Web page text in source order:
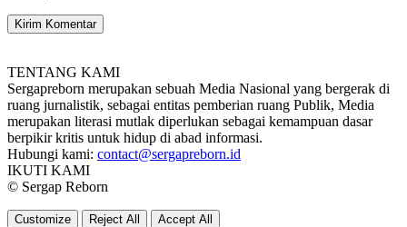
TENTANG KAMI
Sergapreborn merupakan sebuah Media Nasional yang bergerak di
ruang jurnalistik, sebagai entitas pemberian ruang Publik, Media
merupakan literasi mutlak diperlukan sebagai kemampuan dasar
berpikir kritis untuk hidup di abad informasi.
Hubungi kami: contact@sergapreborn.id
IKUTI KAMI
© Sergap Reborn
Customize Reject All Accept All